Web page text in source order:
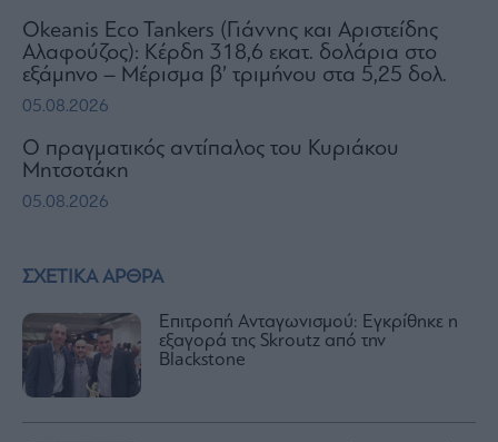
ΣΧΕΤΙΚΑ ΑΡΘΡΑ
Επιτροπή Ανταγωνισμού: Εγκρίθηκε η
εξαγορά της Skroutz από την
Blackstone
Okeanis Eco Tankers (Γιάννης και Αριστείδης
Αλαφούζος): Κέρδη 318,6 εκατ. δολάρια στο
εξάμηνο – Μέρισμα β’ τριμήνου στα 5,25 δολ.
05.08.2026
Ο πραγματικός αντίπαλος του Κυριάκου
Μητσοτάκη
05.08.2026